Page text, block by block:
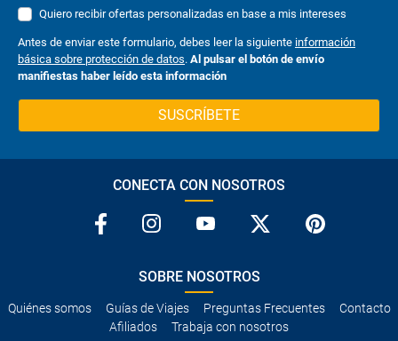
Quiero recibir ofertas personalizadas en base a mis intereses
Antes de enviar este formulario, debes leer la siguiente información
básica sobre protección de datos. Al pulsar el botón de envío
manifiestas haber leído esta información
SUSCRÍBETE
CONECTA CON NOSOTROS
SOBRE NOSOTROS
Quiénes somos Guías de Viajes Preguntas Frecuentes
Contacto
Afiliados
Trabaja con nosotros